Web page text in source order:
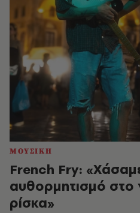
ΜΟΥΣΙΚΗ
French Fry:
αυθορμητισμό στο
ρίσκα»